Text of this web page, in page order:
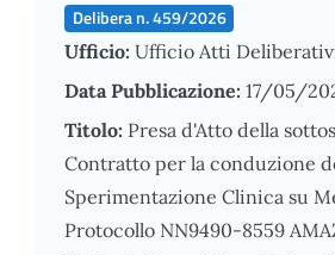
Delibera n. 459/2026
Ufficio: Ufficio Atti
Data Pubblicazione: 17/05/
Titolo: Presa d'Atto della
Contratto per la conduzione
Sperimentazione Clinica su
Protocollo NN9490-8559